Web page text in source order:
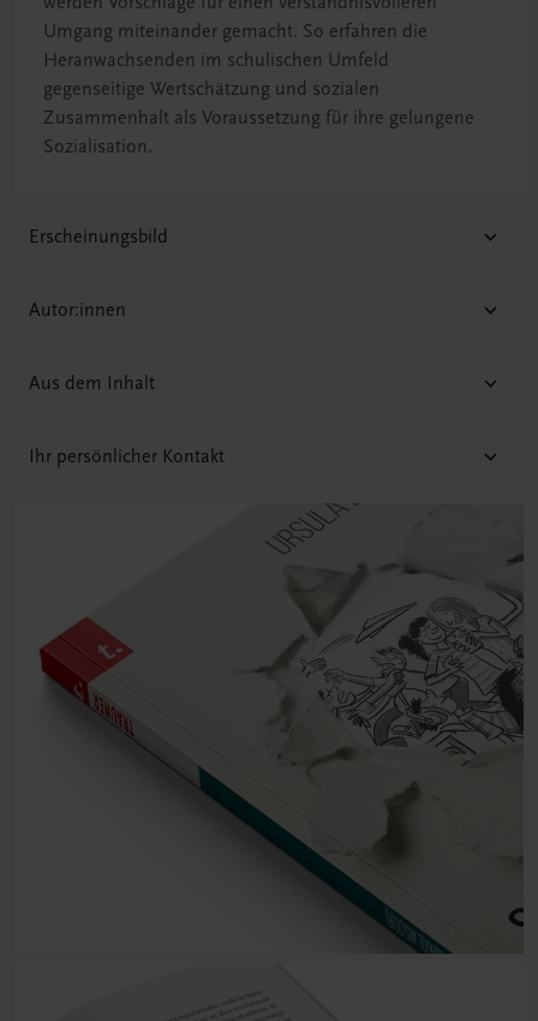
Umgang miteinander gemacht. So erfahren die
Heranwachsenden im schulischen Umfeld
gegenseitige Wertschätzung und sozialen
Zusammenhalt als Voraussetzung für ihre gelungene
Sozialisation.
Erscheinungsbild
Autor:innen
Aus dem Inhalt
Ihr persönlicher Kontakt